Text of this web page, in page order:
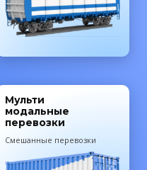
Мульти
модальные
перевозки
Смешанные перевозки